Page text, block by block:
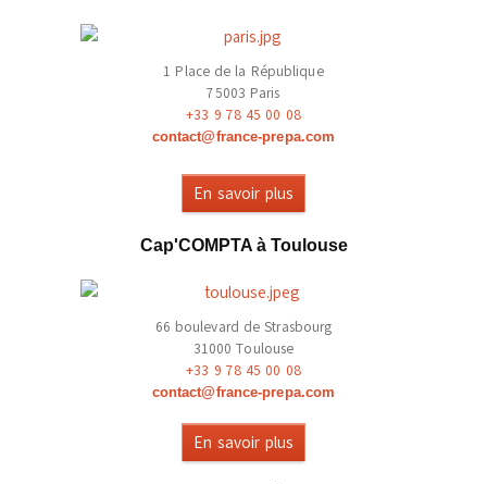
1 Place de la République
75003 Paris
+33 9 78 45 00 08
contact@france-prepa.com
En savoir plus
Cap'COMPTA à Toulouse
66 boulevard de Strasbourg
31000 Toulouse
+33 9 78 45 00 08
contact@france-prepa.com
En savoir plus